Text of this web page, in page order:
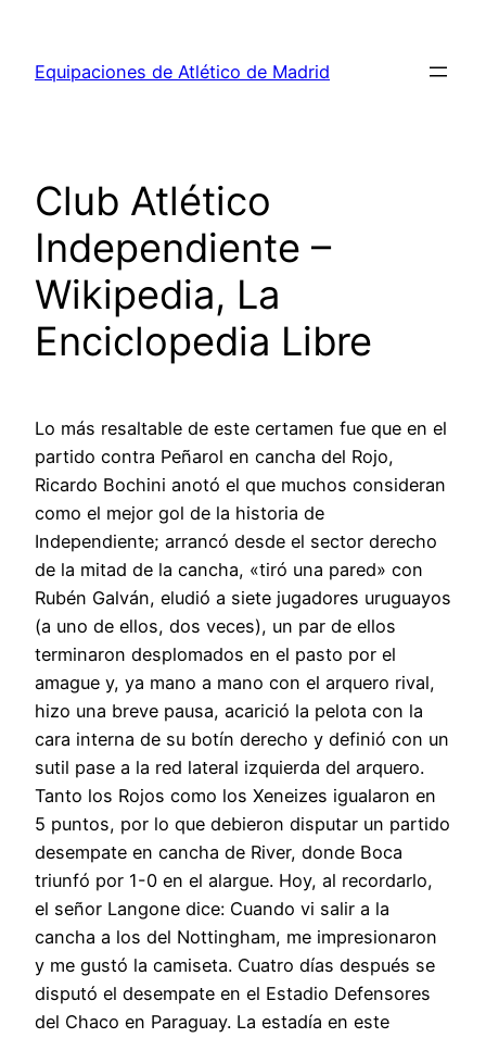
contenido
Equipaciones de Atlético de Madrid
Club Atlético
Independiente –
Wikipedia, La
Enciclopedia Libre
Lo más resaltable de este certamen fue que en el
partido contra Peñarol en cancha del Rojo,
Ricardo Bochini anotó el que muchos consideran
como el mejor gol de la historia de
Independiente; arrancó desde el sector derecho
de la mitad de la cancha, «tiró una pared» con
Rubén Galván, eludió a siete jugadores uruguayos
(a uno de ellos, dos veces), un par de ellos
terminaron desplomados en el pasto por el
amague y, ya mano a mano con el arquero rival,
hizo una breve pausa, acarició la pelota con la
cara interna de su botín derecho y definió con un
sutil pase a la red lateral izquierda del arquero.
Tanto los Rojos como los Xeneizes igualaron en
5 puntos, por lo que debieron disputar un partido
desempate en cancha de River, donde Boca
triunfó por 1-0 en el alargue. Hoy, al recordarlo,
el señor Langone dice: Cuando vi salir a la
cancha a los del Nottingham, me impresionaron
y me gustó la camiseta. Cuatro días después se
disputó el desempate en el Estadio Defensores
del Chaco en Paraguay. La estadía en este